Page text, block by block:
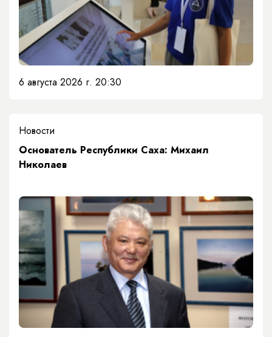
6 августа 2026 г. 20:30
Новости
Основатель Республики Саха: Михаил
Николаев